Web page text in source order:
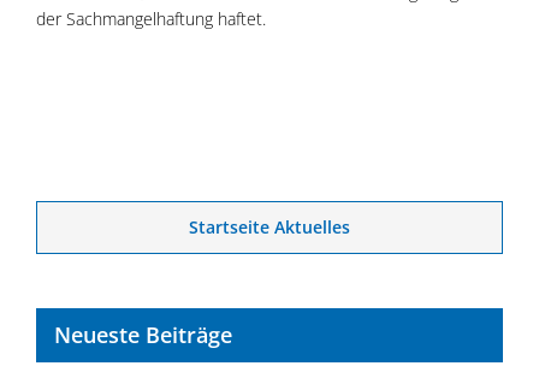
der Sachmangelhaftung haftet.
Startseite Aktuelles
Neueste Beiträge